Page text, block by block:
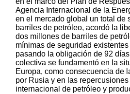
Agencia Internacional de la
en el mercado global un total de
barriles de petróleo, acordó la
dos millones de barriles de
mínimas de seguridad
pasando la obligación de 92
colectiva se fundamentó en la
Europa, como consecuencia de
por Rusia y en las
internacional de petróleo y